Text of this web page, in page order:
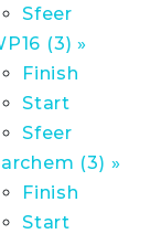
Sfeer
(3) »
Finish
Start
Sfeer
(3) »
Finish
Start